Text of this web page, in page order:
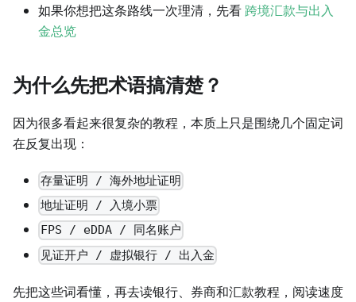
如果你想把这条路线一次理清，先看 跨境汇款与出入
金总览
为什么先把术语搞清楚？
因为很多看起来很复杂的教程，本质上只是围绕几个固定词
在反复出现：
存量证明 / 海外地址证明
地址证明 / 入境小票
FPS / eDDA / 同名账户
见证开户 / 虚拟银行 / 出入金
先把这些词看懂，再去读银行、券商和汇款教程，阅读速度